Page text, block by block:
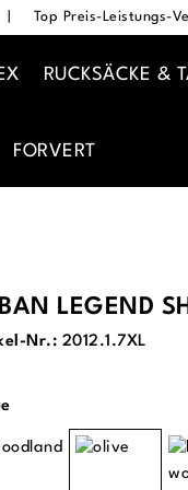
Top Preis-Leistungs-
RUCKSÄCKE &
FORVERT
LEGEND
Nr.: 2012.1.7XL
auswählen